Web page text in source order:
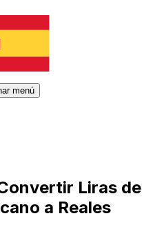
menú
Liras de
a Reales